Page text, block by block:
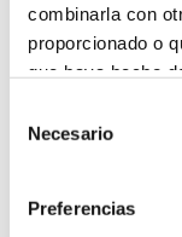
combinarla con
proporcionado o
que haya hecho
Más información
Necesario
Preferencias
Gel Micelar